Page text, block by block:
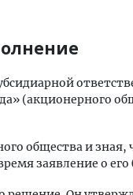
(акционерного
общества и
заявление о его